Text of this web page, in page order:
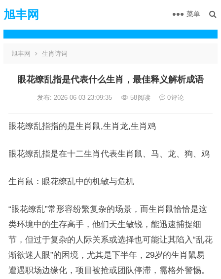
旭丰网 菜单
旭丰网 生肖诗词
眼花缭乱指是代表什么生肖，最佳释义解析成语
发布: 2026-06-03 23:09:35 58阅读 0评论
眼花缭乱指指的是生肖鼠,生肖龙,生肖鸡
眼花缭乱指是在十二生肖代表生肖鼠、马、龙、狗、鸡
生肖鼠：眼花缭乱中的机敏与危机
“眼花缭乱”常形容纷繁复杂的场景，而生肖鼠恰恰是这
类环境中的生存高手，他们天生敏锐，能迅速捕捉细
节，但过于复杂的人际关系或选择也可能让其陷入“乱花
渐欲迷人眼”的困境，尤其是下半年，29岁的生肖鼠易
遭遇职场边缘化，项目被抢或团队停滞，需格外警惕。